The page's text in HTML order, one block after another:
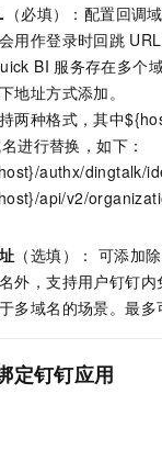
（必填）：配置回调
用作登录时回跳 URL
BI 服务存在多个
地址方式添加。
两种格式，其中
进行替换，如下：
authx/dingtalk/
api/v2/
（选填）： 可添加
外，支持用户钉钉
多域名的场景。最多
定钉钉应用